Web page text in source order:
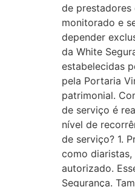
de prestadores
monitorado e
depender
da White
estabelecidas
pela Portaria
patrimonial.
de serviço é
nível de
de serviço? 1.
como
autorizado.
Segurança.